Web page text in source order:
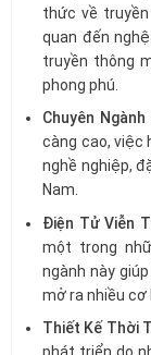
thức về
quan đến
truyền thông
phong phú.
Chuyên
càng cao, việc
nghề nghiệp,
Nam.
Điện Tử Viễn
một trong
ngành này
mở ra nhiều cơ
Thiết Kế Thời